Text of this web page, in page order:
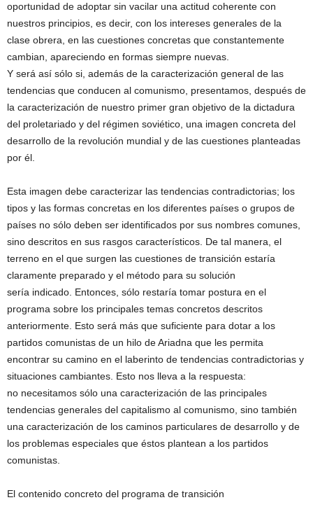
oportunidad de adoptar sin vacilar una actitud coherente con
nuestros principios, es decir, con los intereses generales de la
clase obrera, en las cuestiones concretas que constantemente
cambian, apareciendo en formas siempre nuevas.
Y será así sólo si, además de la caracterización general de las
tendencias que conducen al comunismo, presentamos, después de
la caracterización de nuestro primer gran objetivo de la dictadura
del proletariado y del régimen soviético, una imagen concreta del
desarrollo de la revolución mundial y de las cuestiones planteadas
por él.
Esta imagen debe caracterizar las tendencias contradictorias; los
tipos y las formas concretas en los diferentes países o grupos de
países no sólo deben ser identificados por sus nombres comunes,
sino descritos en sus rasgos característicos. De tal manera, el
terreno en el que surgen las cuestiones de transición estaría
claramente preparado y el método para su solución
sería indicado. Entonces, sólo restaría tomar postura en el
programa sobre los principales temas concretos descritos
anteriormente. Esto será más que suficiente para dotar a los
partidos comunistas de un hilo de Ariadna que les permita
encontrar su camino en el laberinto de tendencias contradictorias y
situaciones cambiantes. Esto nos lleva a la respuesta:
no necesitamos sólo una caracterización de las principales
tendencias generales del capitalismo al comunismo, sino también
una caracterización de los caminos particulares de desarrollo y de
los problemas especiales que éstos plantean a los partidos
comunistas.
El contenido concreto del programa de transición